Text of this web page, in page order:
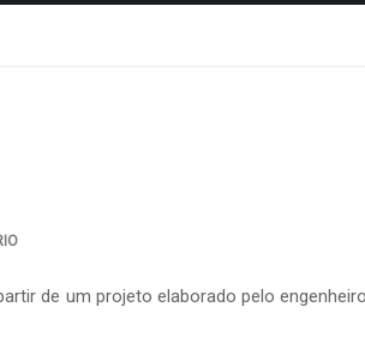
de um projeto elaborado pelo